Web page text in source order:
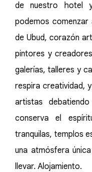
de nuestro hotel
podemos
de Ubud, corazón
pintores y
galerías, talleres y
respira creatividad,
artistas
conserva el
tranquilas, templos
una atmósfera
llevar. Alojamiento.